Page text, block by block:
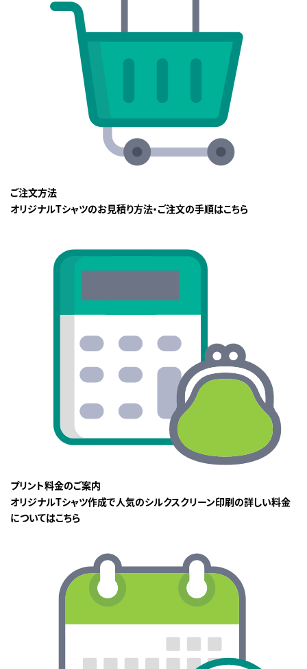
ご注文方法
オリジナルTシャツのお見積り方法・ご注文の手順はこちら
プリント料金のご案内
オリジナルTシャツ作成で人気のシルクスクリーン印刷の詳しい料金
についてはこちら